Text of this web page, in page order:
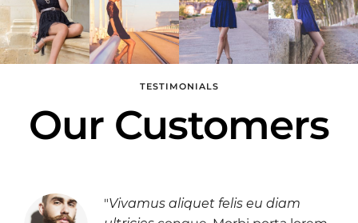
TESTIMONIALS
Our Customers
"Vivamus aliquet felis eu diam